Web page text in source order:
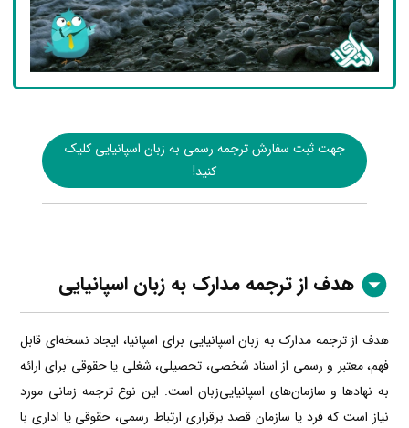
جهت ثبت سفارش ترجمه رسمی به زبان اسپانیایی کلیک
کنید!
هدف از ترجمه مدارک به زبان اسپانیایی
هدف از ترجمه مدارک به زبان اسپانیایی برای اسپانیا، ایجاد نسخه‌ای قابل
فهم، معتبر و رسمی از اسناد شخصی، تحصیلی، شغلی یا حقوقی برای ارائه
به نهادها و سازمان‌های اسپانیایی‌زبان است. این نوع ترجمه زمانی مورد
نیاز است که فرد یا سازمان قصد برقراری ارتباط رسمی، حقوقی یا اداری با